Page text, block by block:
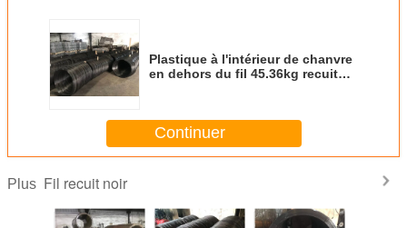
Plastique à l'intérieur de chanvre
en dehors du fil 45.36kg recuit
Continuer
Plus Fil recuit noir